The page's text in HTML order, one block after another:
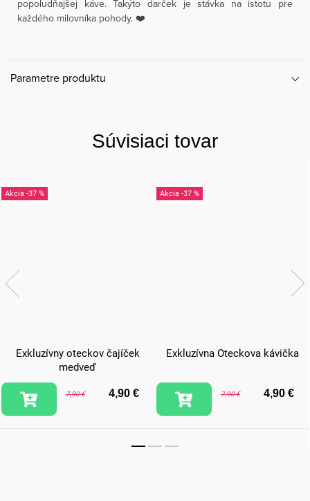
popoludňajšej káve. Takýto darček je stávka na istotu pre
každého milovníka pohody. ❤️
Parametre produktu
Súvisiaci tovar
-37 %
Exkluzívny oteckov čajíček
medveď
7,90 € 4,90 €
-37 %
Exkluzívna Oteckova kávička
7,90 € 4,90 €